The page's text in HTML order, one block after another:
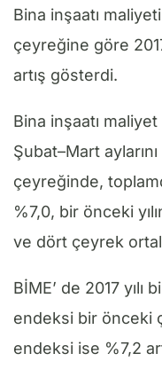
Bina inşaatı
çeyreğine göre
artış gösterdi.
Bina inşaatı
Şubat–Mart
çeyreğinde,
%7,0, bir önceki
ve dört çeyrek
BİME’ de 2017
endeksi bir önceki
endeksi ise %7,2